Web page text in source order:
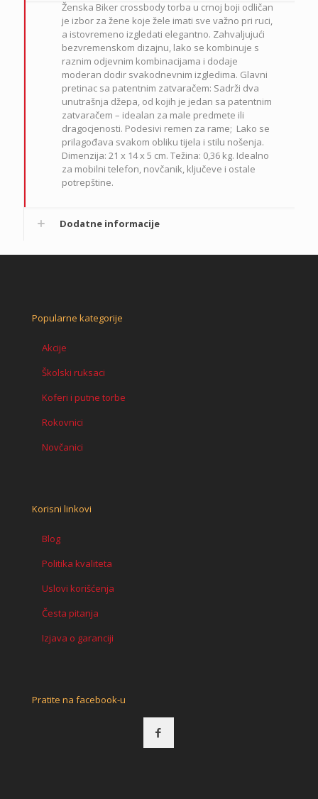
Ženska Biker crossbody torba u crnoj boji odličan
je izbor za žene koje žele imati sve važno pri ruci,
a istovremeno izgledati elegantno. Zahvaljujući
bezvremenskom dizajnu, lako se kombinuje s
raznim odjevnim kombinacijama i dodaje
moderan dodir svakodnevnim izgledima. Glavni
pretinac sa patentnim zatvaračem: Sadrži dva
unutrašnja džepa, od kojih je jedan sa patentnim
zatvaračem – idealan za male predmete ili
dragocjenosti. Podesivi remen za rame; Lako se
prilagođava svakom obliku tijela i stilu nošenja.
Dimenzija: 21 x 14 x 5 cm. Težina: 0,36 kg. Idealno
za mobilni telefon, novčanik, ključeve i ostale
potrepštine.
Dodatne informacije
Popularne kategorije
Akcije
Školski ruksaci
Koferi i putne torbe
Rokovnici
Novčanici
Korisni linkovi
Blog
Politika kvaliteta
Uslovi korišćenja
Česta pitanja
Izjava o garanciji
Pratite na facebook-u